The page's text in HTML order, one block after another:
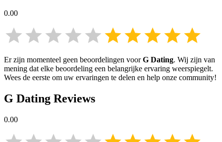
0.00
Er zijn momenteel geen beoordelingen voorG Dating. Wij zijn van
mening dat elke beoordeling een belangrijke ervaring weerspiegelt.
Wees de eerste om uw ervaringen te delen en help onze community!
G Dating Reviews
0.00